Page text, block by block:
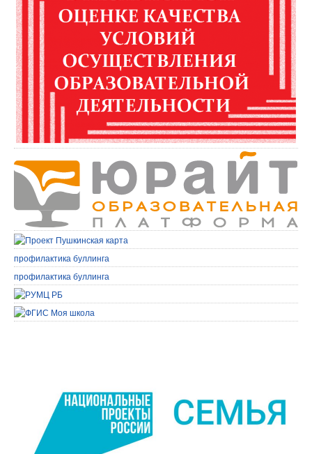
профилактика буллинга
профилактика буллинга